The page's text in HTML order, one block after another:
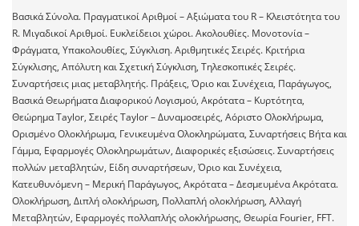
Βασικά Σύνολα. Πραγματικοί Αριθμοί – Αξιώματα του R – Κλειστότητα του
R. Μιγαδικοί Αριθμοί. Ευκλείδειοι χώροι. Ακολουθίες. Μονοτονία –
Φράγματα, Υπακολουθίες, Σύγκλιση. Αριθμητικές Σειρές. Κριτήρια
Σύγκλισης, Απόλυτη και Σχετική Σύγκλιση, Τηλεσκοπικές Σειρές.
Συναρτήσεις μιας μεταβλητής. Πράξεις, Όριο και Συνέχεια, Παράγωγος,
Βασικά Θεωρήματα Διαφορικού Λογισμού, Ακρότατα – Κυρτότητα,
Θεώρημα Taylor, Σειρές Taylor – Δυναμοσειρές, Αόριστο Ολοκλήρωμα,
Ορισμένο Ολοκλήρωμα, Γενικευμένα Ολοκληρώματα, Συναρτήσεις Βήτα και
Γάμμα, Εφαρμογές Ολοκληρωμάτων, Διαφορικές εξισώσεις. Συναρτήσεις
πολλών μεταβλητών, Είδη συναρτήσεων, Όριο και Συνέχεια,
Κατευθυνόμενη – Μερική Παράγωγος, Ακρότατα – Δεσμευμένα Ακρότατα.
Ολοκλήρωση, Διπλή ολοκλήρωση, Πολλαπλή ολοκλήρωση, Αλλαγή
Μεταβλητών, Εφαρμογές πολλαπλής ολοκλήρωσης, Θεωρία Fourier, FFT.